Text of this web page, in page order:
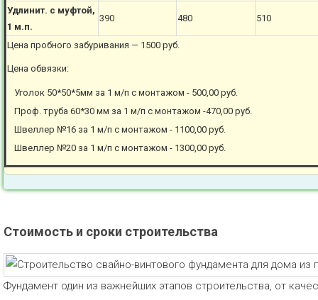
Удлинит. с муфтой,
1 м.п.
390 480 510
Цена пробного забуривания — 1500 руб.
Цена обвязки:
Уголок 50*50*5мм за 1 м/п с монтажом - 500,00 руб.
Проф. труба 60*30 мм за 1 м/п с монтажом -470,00 руб.
Швеллер №16 за 1 м/п с монтажом - 1100,00 руб.
Швеллер №20 за 1 м/п с монтажом - 1300,00 руб.
Стоимость и сроки строительства
Фундамент один из важнейших этапов строительства, от